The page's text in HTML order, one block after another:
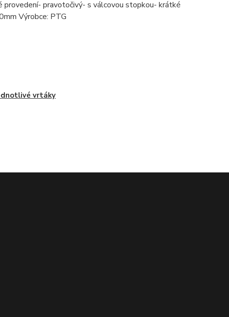
pravotočivý- s válcovou stopkou- krátké
Výrobce: PTG
vrtáky